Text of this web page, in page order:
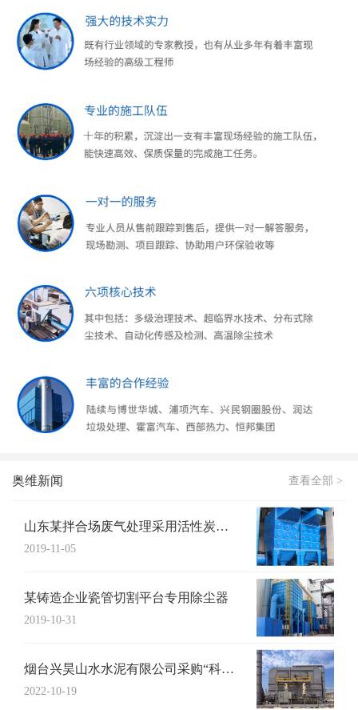
奥维新闻 查看全部 >
山东某拌合场废气处理采用活性炭吸附+UV...
2019-11-05
某铸造企业瓷管切割平台专用除尘器
2019-10-31
烟台兴昊山水水泥有限公司采购“科特猫”布...
2022-10-19